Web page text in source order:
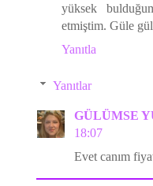
yüksek
etmiştim. Güle
Yanıtla
Yanıtlar
GÜLÜMSE
18:07
Evet canım